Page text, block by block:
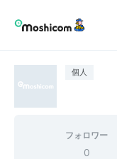
個人
フォロワー
0